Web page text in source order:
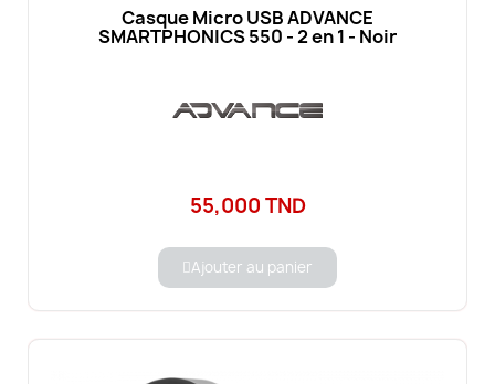
Casque Micro USB ADVANCE
SMARTPHONICS 550 - 2 en 1 - Noir
55,000 TND
Ajouter au panier